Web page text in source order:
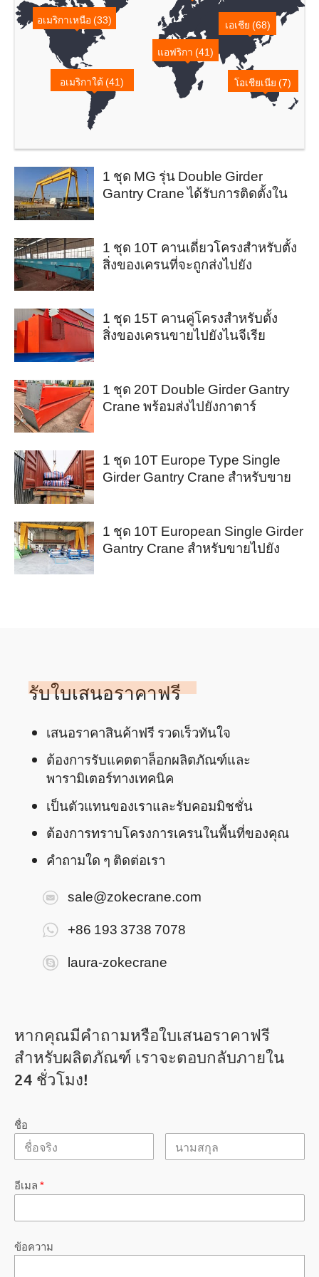
อเมริกาเหนือ (33) เอเชีย (68)
แอฟริกา (41)
อเมริกาใต้ (41) โอเชียเนีย (7)
1 ชุด MG รุ่น Double Girder
Gantry Crane ได้รับการติดตั้งใน
1 ชุด 10T คานเดี่ยวโครงสำหรับตั้ง
สิ่งของเครนที่จะถูกส่งไปยัง
1 ชุด 15T คานคู่โครงสำหรับตั้ง
สิ่งของเครนขายไปยังไนจีเรีย
1 ชุด 20T Double Girder Gantry
Crane พร้อมส่งไปยังกาตาร์
1 ชุด 10T Europe Type Single
Girder Gantry Crane สำหรับขาย
1 ชุด 10T European Single Girder
Gantry Crane สำหรับขายไปยัง
รับใบเสนอราคาฟรี
เสนอราคาสินค้าฟรี รวดเร็วทันใจ
ต้องการรับแคตตาล็อกผลิตภัณฑ์และ
พารามิเตอร์ทางเทคนิค
เป็นตัวแทนของเราและรับคอมมิชชั่น
ต้องการทราบโครงการเครนในพื้นที่ของคุณ
คำถามใด ๆ ติดต่อเรา
sale@zokecrane.com
+86 193 3738 7078
laura-zokecrane
หากคุณมีคำถามหรือใบเสนอราคาฟรี
สำหรับผลิตภัณฑ์ เราจะตอบกลับภายใน
24 ชั่วโมง!
ชื่อ
อีเมล *
ข้อความ